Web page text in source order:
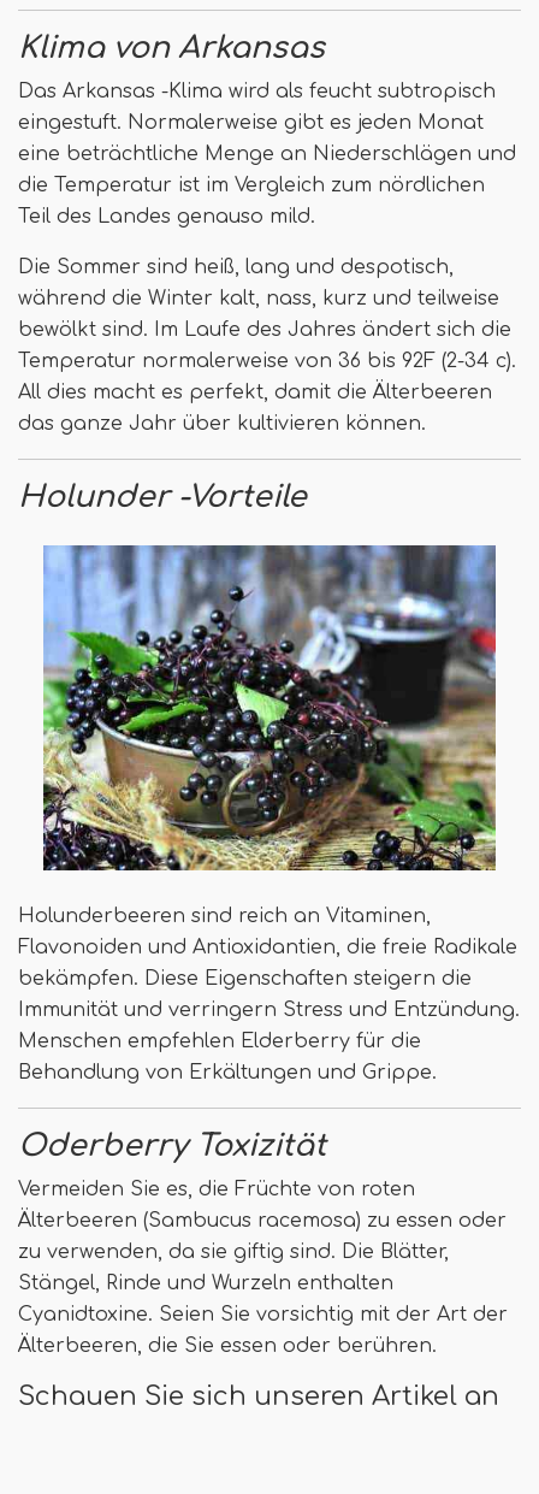
Klima von Arkansas
Das Arkansas -Klima wird als feucht subtropisch
eingestuft. Normalerweise gibt es jeden Monat
eine beträchtliche Menge an Niederschlägen und
die Temperatur ist im Vergleich zum nördlichen
Teil des Landes genauso mild.
Die Sommer sind heiß, lang und despotisch,
während die Winter kalt, nass, kurz und teilweise
bewölkt sind. Im Laufe des Jahres ändert sich die
Temperatur normalerweise von 36 bis 92F (2-34 c).
All dies macht es perfekt, damit die Älterbeeren
das ganze Jahr über kultivieren können.
Holunder -Vorteile
Holunderbeeren sind reich an Vitaminen,
Flavonoiden und Antioxidantien, die freie Radikale
bekämpfen. Diese Eigenschaften steigern die
Immunität und verringern Stress und Entzündung.
Menschen empfehlen Elderberry für die
Behandlung von Erkältungen und Grippe.
Oderberry Toxizität
Vermeiden Sie es, die Früchte von roten
Älterbeeren (Sambucus racemosa) zu essen oder
zu verwenden, da sie giftig sind. Die Blätter,
Stängel, Rinde und Wurzeln enthalten
Cyanidtoxine. Seien Sie vorsichtig mit der Art der
Älterbeeren, die Sie essen oder berühren.
Schauen Sie sich unseren Artikel an